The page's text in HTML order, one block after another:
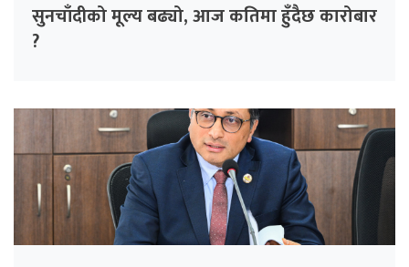
सुनचाँदीको मूल्य बढ्यो, आज कतिमा हुँदैछ कारोबार
?